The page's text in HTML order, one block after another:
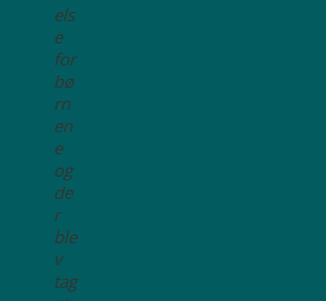
els
e
for
bø
rn
en
e
og
de
r
ble
v
tag